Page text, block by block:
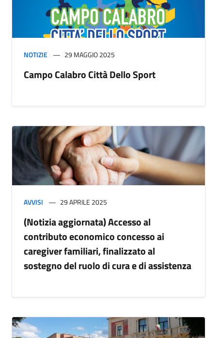
NOTIZIE 29 MAGGIO 2025
Campo Calabro Città Dello Sport
AVVISI 29 APRILE 2025
(Notizia aggiornata) Accesso al
contributo economico concesso ai
caregiver familiari, finalizzato al
sostegno del ruolo di cura e di assistenza